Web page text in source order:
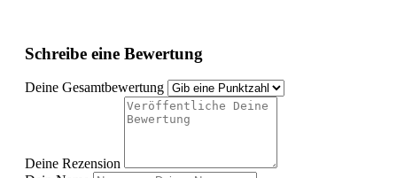
Schreibe eine Bewertung
Deine Gesamtbewertung
Deine Rezension